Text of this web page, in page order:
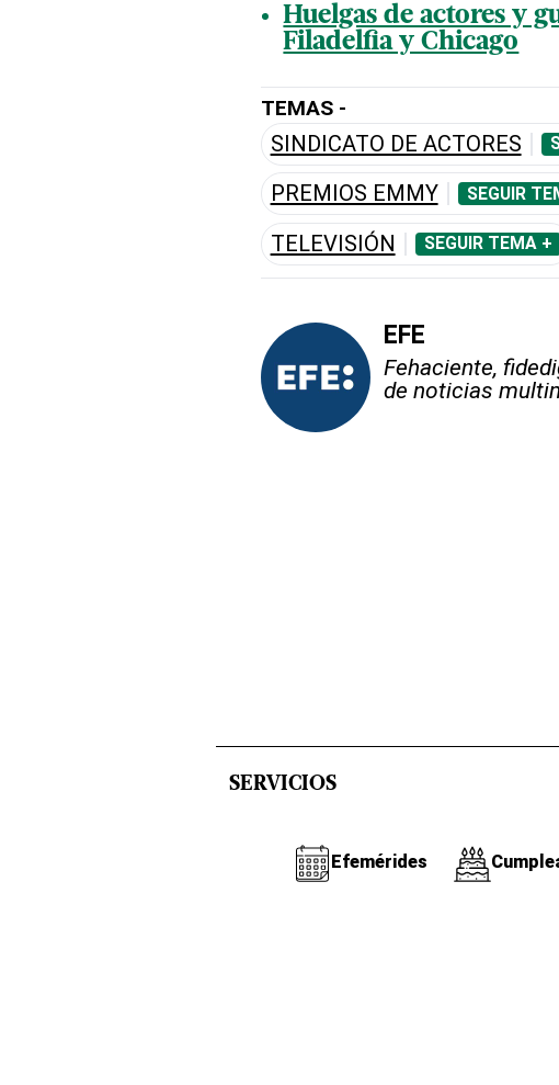
Huelgas de actores y
Filadelfia y Chicago
TEMAS -
SINDICATO DE ACTORES
PREMIOS EMMY SEGUIR
TELEVISIÓN SEGUIR TEMA +
EFE
Fehaciente,
de noticias
SERVICIOS
Efemérides